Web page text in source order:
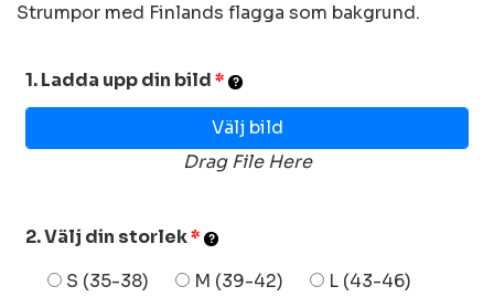
Strumpor med Finlands flagga som bakgrund.
1. Ladda upp din bild*
Välj bild
Drag File Here
2. Välj din storlek*
S (35-38)
M (39-42) L (43-46)